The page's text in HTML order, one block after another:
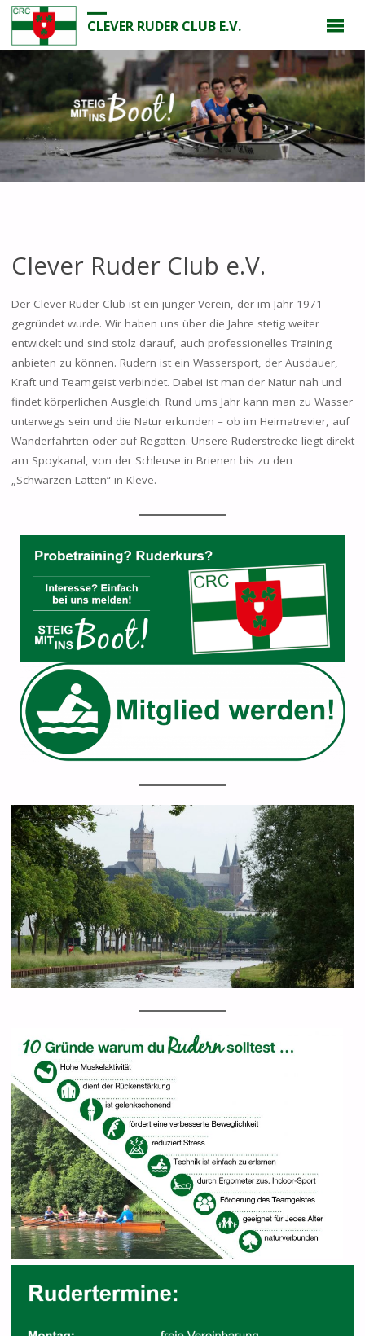
CLEVER RUDER CLUB E.V.
Clever Ruder Club e.V.
Der Clever Ruder Club ist ein junger Verein, der im Jahr 1971
gegründet wurde. Wir haben uns über die Jahre stetig weiter
entwickelt und sind stolz darauf, auch professionelles Training
anbieten zu können. Rudern ist ein Wassersport, der Ausdauer,
Kraft und Teamgeist verbindet. Dabei ist man der Natur nah und
findet körperlichen Ausgleich. Rund ums Jahr kann man zu Wasser
unterwegs sein und die Natur erkunden – ob im Heimatrevier, auf
Wanderfahrten oder auf Regatten. Unsere Ruderstrecke liegt direkt
am Spoykanal, von der Schleuse in Brienen bis zu den
„Schwarzen Latten“ in Kleve.